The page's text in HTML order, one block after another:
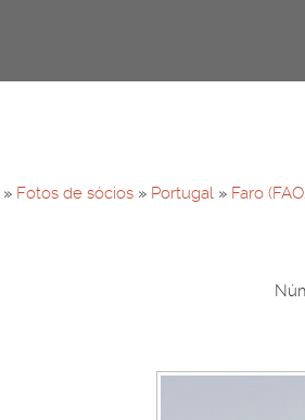
» Fotos de sócios » Portugal » Faro